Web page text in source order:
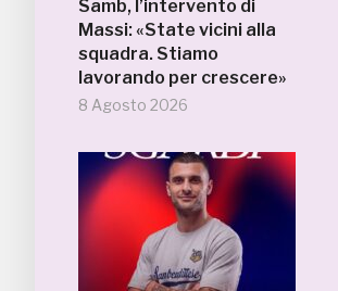
Samb, l’intervento di
Massi: «State vicini alla
squadra. Stiamo
lavorando per crescere»
8 Agosto 2026